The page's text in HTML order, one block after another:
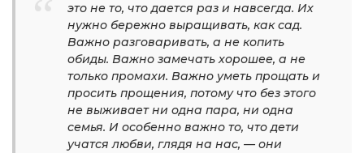
это не то, что дается раз и навсегда. Их
нужно бережно выращивать, как сад.
Важно разговаривать, а не копить
обиды. Важно замечать хорошее, а не
только промахи. Важно уметь прощать и
просить прощения, потому что без этого
не выживает ни одна пара, ни одна
семья. И особенно важно то, что дети
учатся любви, глядя на нас, — они